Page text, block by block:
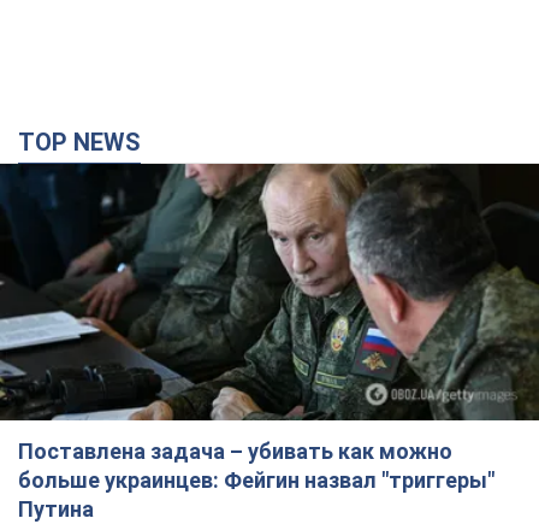
TOP NEWS
Поставлена задача – убивать как можно
больше украинцев: Фейгин назвал "триггеры"
Путина